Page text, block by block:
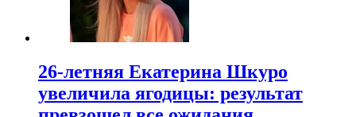
26-летняя Екатерина Шкуро
увеличила ягодицы: результат